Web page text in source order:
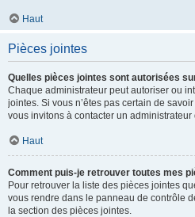
Haut
Pièces jointes
Quelles pièces jointes sont autorisées
Chaque administrateur peut autoriser ou
jointes. Si vous n’êtes pas certain de
vous invitons à contacter un administrateur
Haut
Comment puis-je retrouver toutes mes
Pour retrouver la liste des pièces jointes
vous rendre dans le panneau de contrôle
la section des pièces jointes.